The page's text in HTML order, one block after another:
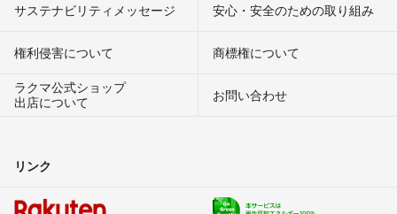
サステナビリティメッセージ 安心・安全のための取り組み
権利侵害について
商標権について
ラクマ公式ショップ
出店について
お問い合わせ
リンク